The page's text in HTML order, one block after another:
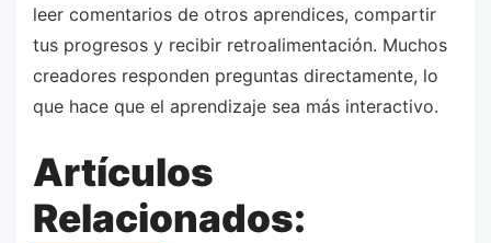
leer comentarios de otros aprendices, compartir
tus progresos y recibir retroalimentación. Muchos
creadores responden preguntas directamente, lo
que hace que el aprendizaje sea más interactivo.
Artículos
Relacionados: